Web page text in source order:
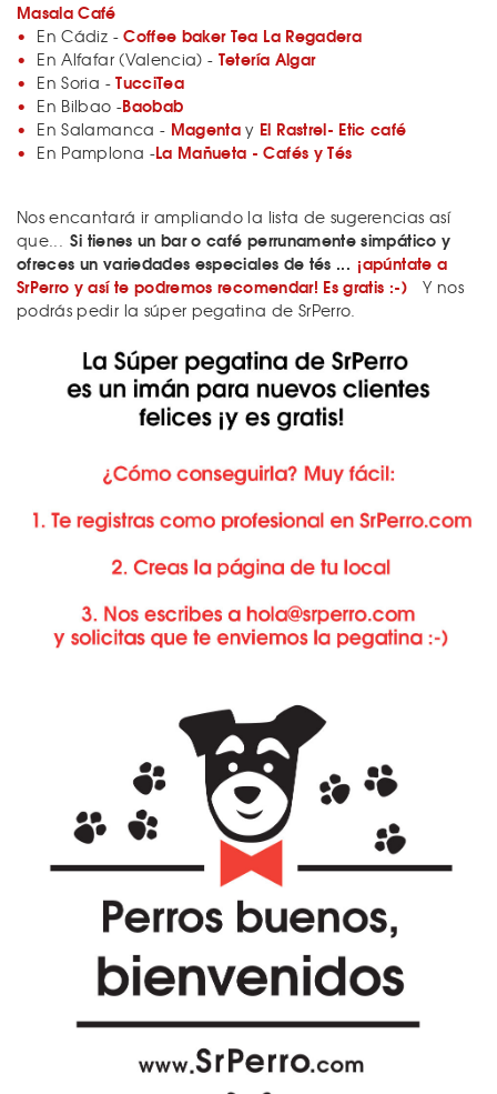
Masala Café
En Cádiz -Coffee baker Tea La Regadera
En Alfafar (Valencia) - Tetería Algar
En Soria -TucciTea
En Bilbao -Baobab
En Salamanca - Magenta y El Rastrel- Etic café
En Pamplona -La Mañueta - Cafés y Tés
Nos encantará ir ampliando la lista de sugerencias así
que... Si tienes un bar o café perrunamente simpático y
ofreces un variedades especiales de tés ... ¡apúntate a
SrPerro y así te podremos recomendar! Es gratis :-)
Y nos
podrás pedir la súper pegatina de SrPerro.